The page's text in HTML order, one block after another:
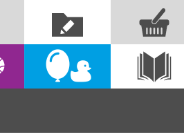
Créer un
compte
Kermesses
et fêtes
Voir le
catalogue